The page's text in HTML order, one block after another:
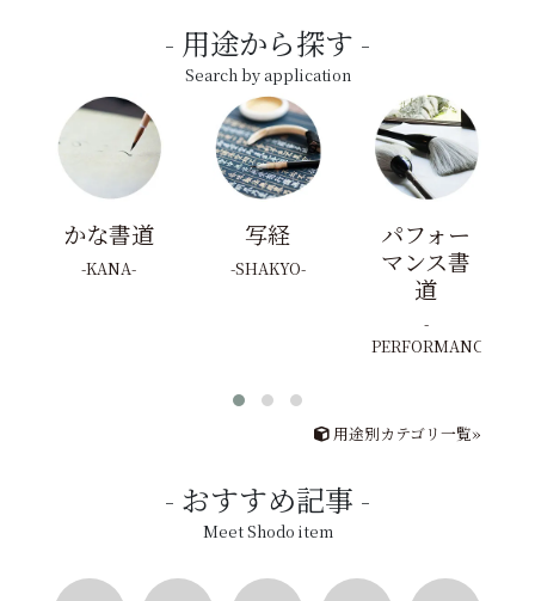
用途から探す
Search by application
かな書道
KANA
写経
SHAKYO
パフォー
マンス書
道
PERFORMANCE
用途別カテゴリ一覧»
おすすめ記事
Meet Shodo item